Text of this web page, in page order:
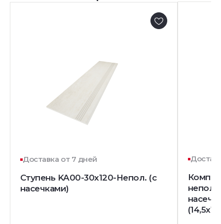
Доставка от 7 дней
Ступень KA00-30x120-Непол. (с
насечками)
непол.